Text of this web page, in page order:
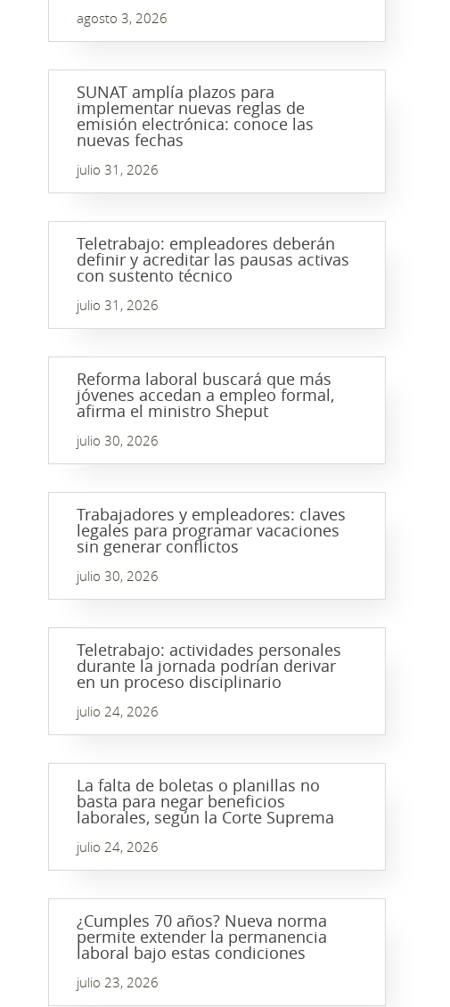
agosto 3, 2026
SUNAT amplía plazos para
implementar nuevas reglas de
emisión electrónica: conoce las
nuevas fechas
julio 31, 2026
Teletrabajo: empleadores deberán
definir y acreditar las pausas activas
con sustento técnico
julio 31, 2026
Reforma laboral buscará que más
jóvenes accedan a empleo formal,
afirma el ministro Sheput
julio 30, 2026
Trabajadores y empleadores: claves
legales para programar vacaciones
sin generar conflictos
julio 30, 2026
Teletrabajo: actividades personales
durante la jornada podrían derivar
en un proceso disciplinario
julio 24, 2026
La falta de boletas o planillas no
basta para negar beneficios
laborales, según la Corte Suprema
julio 24, 2026
¿Cumples 70 años? Nueva norma
permite extender la permanencia
laboral bajo estas condiciones
julio 23, 2026